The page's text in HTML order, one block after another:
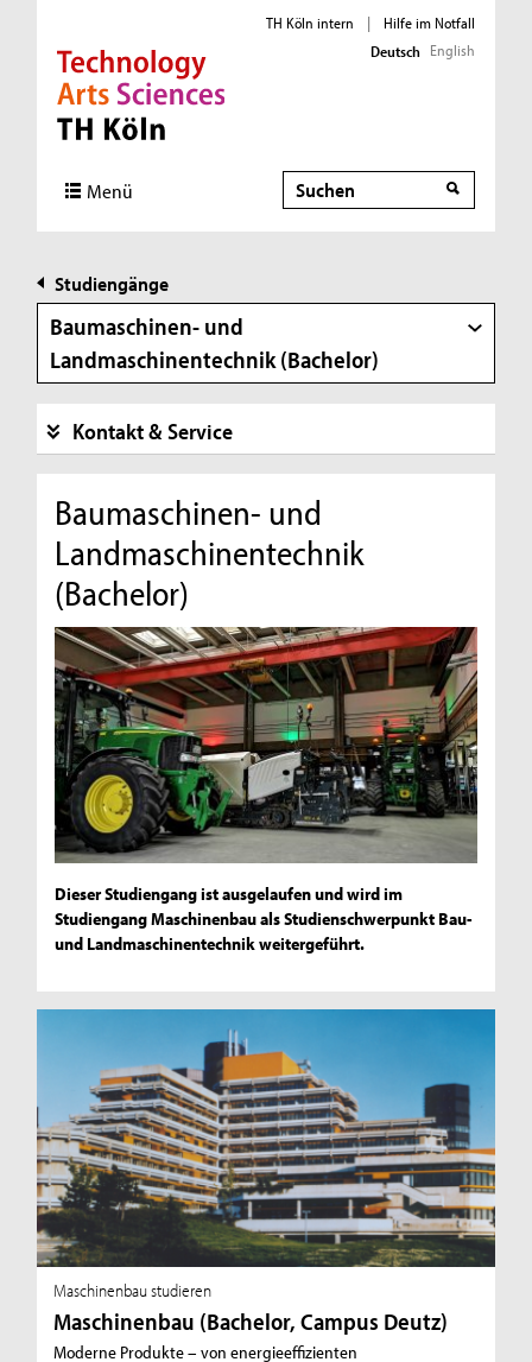
Direkt zur Hauptnavigation
Direkt zur Subnavigation
Direkt zum Inhalt
Direkt zum Fußbereich
TH Köln intern |
Hilfe im Notfall
Deutsch English
Menü Suche
Studiengänge
Baumaschinen- und
Landmaschinentechnik (Bachelor)
Kontakt & Service
Baumaschinen- und
Landmaschinentechnik
(Bachelor)
Dieser Studiengang ist ausgelaufen und wird im
Studiengang Maschinenbau als Studienschwerpunkt Bau-
und Landmaschinentechnik weitergeführt.
Maschinenbau studieren
Maschinenbau (Bachelor, Campus Deutz)
Moderne Produkte – von energieeffizienten